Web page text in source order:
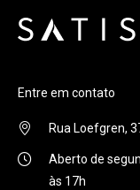
Entre em contato
Rua Loefgren,
Aberto de
às 17h